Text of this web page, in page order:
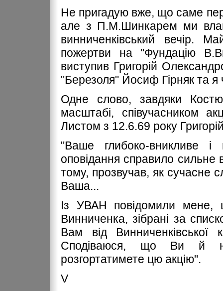
Не пригадую вже, що саме
але з П.М.Шинкарем ми
винниченківський вечір.
пожертви на "Фундацію
виступив Григорій
"Березоля" Йосиф Гірняк та я
Одне слово, завдяки
масштабі, співучасником
Листом з 12.6.69 року
"Ваше глибоко-вникливе і
оповідання справило сильне
тому, прозвучав, як сучасне
Ваша...
Із УВАН повідомили
Винниченка, зібрані за
Вам від Винниченківської
Сподіваюся, що Ви й
розгортатимете цю акцію".
V